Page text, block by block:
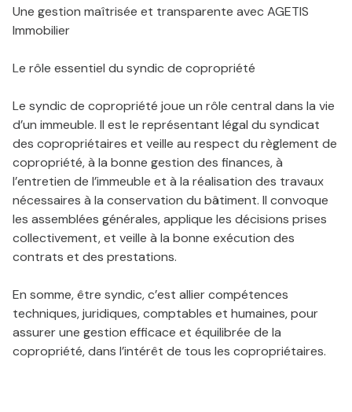
VENTE
Vendre
nous
BIENS
VENDUS
LOCATION
Louer
nous
GESTION
Une gestion maîtrisée et transparente avec AGETIS
Immobilier
Le rôle essentiel du syndic de copropriété
Le syndic de copropriété joue un rôle central dans la vie
d’un immeuble. Il est le représentant légal du syndicat
des copropriétaires et veille au respect du règlement de
copropriété, à la bonne gestion des finances, à
l’entretien de l’immeuble et à la réalisation des travaux
nécessaires à la conservation du bâtiment. Il convoque
les assemblées générales, applique les décisions prises
collectivement, et veille à la bonne exécution des
contrats et des prestations.
En somme, être syndic, c’est allier compétences
techniques, juridiques, comptables et humaines, pour
assurer une gestion efficace et équilibrée de la
copropriété, dans l’intérêt de tous les copropriétaires.